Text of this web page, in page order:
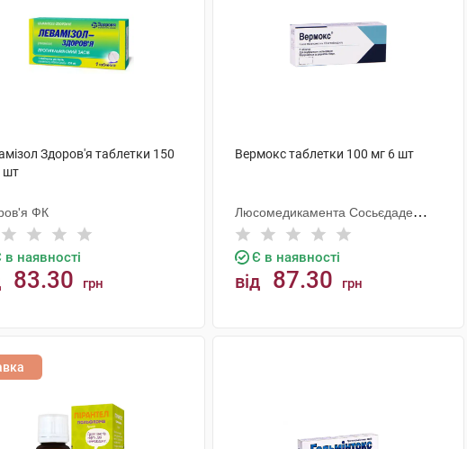
Здоров'я таблетки 150
шт
ФК
в наявності
83.30 грн
Вермокс таблетки 100 мг 6 шт
Люсомедикамента Сосьєдаде
Текніка Фармацеутика
Є в наявності
від 87.30 грн